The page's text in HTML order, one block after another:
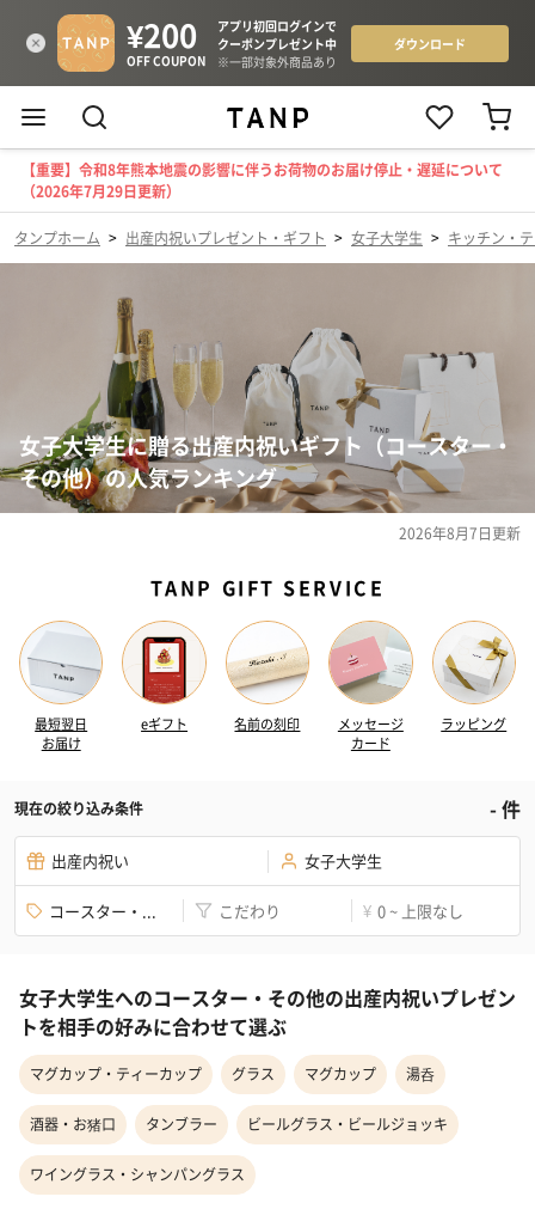
【重要】令和8年熊本地震の影響に伴うお荷物のお届け停止・遅延について
（2026年7月29日更新）
タンプホーム > 出産内祝いプレゼント・ギフト > 女子大学生 > キッチン・
女子大学生に贈る出産内祝いギフト（コースター・
その他）の人気ランキング
2026年8月7日更新
TANP GIFT SERVICE
最短翌日
お届け
eギフト 名前の刻印
メッセージ
カード
ラッピング
現在の絞り込み条件 -件
出産内祝い 女子大学生
コースター・... こだわり ¥ 0 ~ 上限なし
女子大学生へのコースター・その他の出産内祝いプレゼン
トを相手の好みに合わせて選ぶ
マグカップ・ティーカップ グラス マグカップ 湯呑
酒器・お猪口 タンブラー ビールグラス・ビールジョッキ
ワイングラス・シャンパングラス